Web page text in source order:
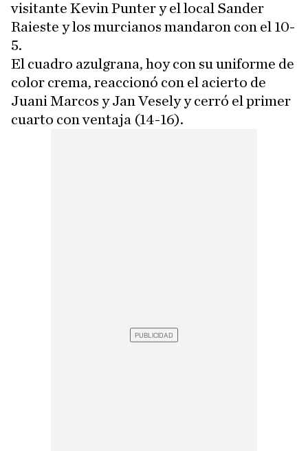
visitante Kevin Punter y el local Sander
Raieste y los murcianos mandaron con el 10-
5.
El cuadro azulgrana, hoy con su uniforme de
color crema, reaccionó con el acierto de
Juani Marcos y Jan Vesely y cerró el primer
cuarto con ventaja (14-16).